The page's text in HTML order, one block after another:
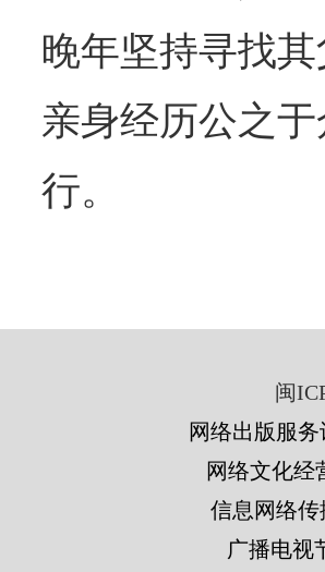
晚年坚持寻找
亲身经历公之
行。
闽
网络出版服
网络文化经
信息网络传
广播电视